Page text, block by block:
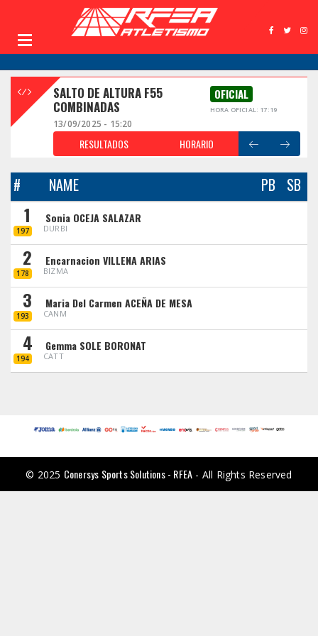
SALTO DE ALTURA F55
COMBINADAS
OFICIAL
HORA OFICIAL: 17:19
13/09/2025 - 15:20
RESULTADOS HORARIO
# NAME PB SB
1
197
Sonia OCEJA SALAZAR
DURBI
2
178
Encarnacion VILLENA ARIAS
BIZMA
3
193
Maria Del Carmen ACEÑA DE MESA
CANM
4
194
Gemma SOLE BORONAT
CATT
© 2025 Conersys Sports Solutions - RFEA - All Rights Reserved